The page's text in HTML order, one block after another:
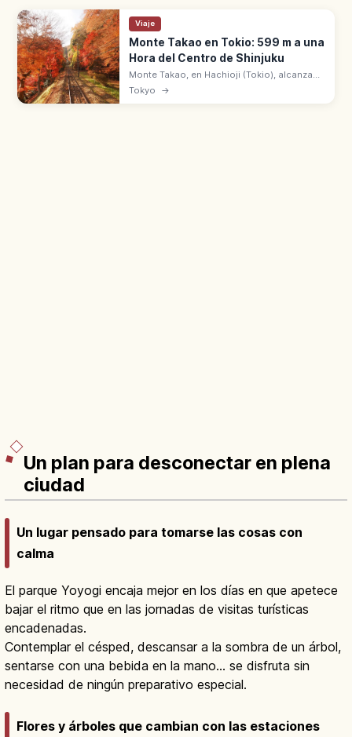
Viaje
Monte Takao en Tokio: 599 m a una
Hora del Centro de Shinjuku
Monte Takao, en Hachioji (Tokio), alcanza
599 m con 3 estrellas en Michelin Verde y 3
millones de senderistas al año. A 1 hora en
Tokyo →
Un plan para desconectar en plena
ciudad
Un lugar pensado para tomarse las cosas con
calma
El parque Yoyogi encaja mejor en los días en que apetece
bajar el ritmo que en las jornadas de visitas turísticas
encadenadas.
Contemplar el césped, descansar a la sombra de un árbol,
sentarse con una bebida en la mano… se disfruta sin
necesidad de ningún preparativo especial.
Flores y árboles que cambian con las estaciones